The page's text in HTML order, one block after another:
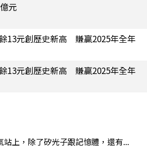
元
13元創歷史新高 賺贏2025年全年
13元創歷史新高 賺贏2025年全年
站上，除了矽光子跟記憶體，還有...